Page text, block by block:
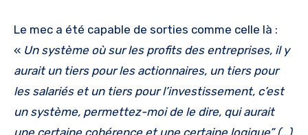
Le mec a été capable de sorties comme celle là :
« Un système où sur les profits des entreprises, il y
aurait un tiers pour les actionnaires, un tiers pour
les salariés et un tiers pour l’investissement, c’est
un système, permettez-moi de le dire, qui aurait